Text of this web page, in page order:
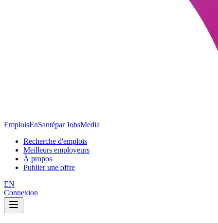
EmploisEnSantépar JobsMedia
Recherche d'emplois
Meilleurs employeurs
À propos
Publier une offre
EN
Connexion